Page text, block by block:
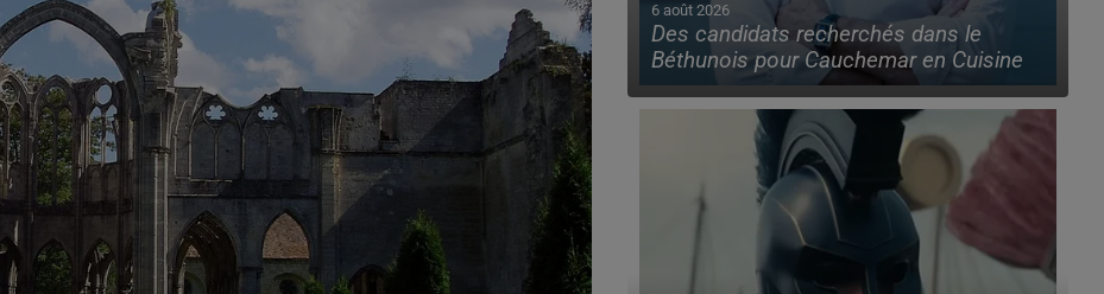
6 août 2026
Des candidats recherchés dans le
Béthunois pour Cauchemar en Cuisine